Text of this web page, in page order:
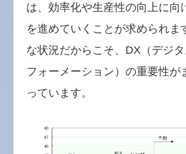
は、効率化や生産性の向上に向
を進めていくことが求められま
な状況だからこそ、DX（デジ
フォーメーション）の重要性が
っています。